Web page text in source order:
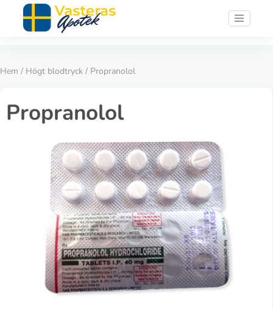
Hem / Högt blodtryck / Propranolol
Propranolol